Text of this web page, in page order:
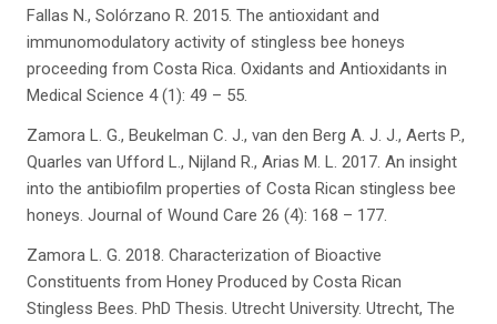
Fallas N., Solórzano R. 2015. The antioxidant and
immunomodulatory activity of stingless bee honeys
proceeding from Costa Rica. Oxidants and Antioxidants in
Medical Science 4 (1): 49 – 55.
Zamora L. G., Beukelman C. J., van den Berg A. J. J., Aerts P.,
Quarles van Ufford L., Nijland R., Arias M. L. 2017. An insight
into the antibiofilm properties of Costa Rican stingless bee
honeys. Journal of Wound Care 26 (4): 168 – 177.
Zamora L. G. 2018. Characterization of Bioactive
Constituents from Honey Produced by Costa Rican
Stingless Bees. PhD Thesis. Utrecht University. Utrecht, The